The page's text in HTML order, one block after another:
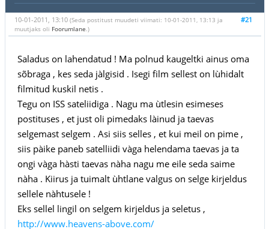
#21
10-01-2011, 13:10 (Seda postitust muudeti viimati: 10-01-2011, 13:13 ja
muutjaks oli Foorumlane .)
Saladus on lahendatud ! Ma polnud kaugeltki ainus oma
sõbraga , kes seda jàlgisid . Isegi film sellest on lùhidalt
filmitud kuskil netis .
Tegu on ISS sateliidiga . Nagu ma ùtlesin esimeses
postituses , et just oli pimedaks làinud ja taevas
selgemast selgem . Asi siis selles , et kui meil on pime ,
siis pàike paneb satelliidi vàga helendama taevas ja ta
ongi vàga hàsti taevas nàha nagu me eile seda saime
nàha . Kiirus ja tuimalt ùhtlane valgus on selge kirjeldus
sellele nàhtusele !
Eks sellel lingil on selgem kirjeldus ja seletus ,
http://www.heavens-above.com/